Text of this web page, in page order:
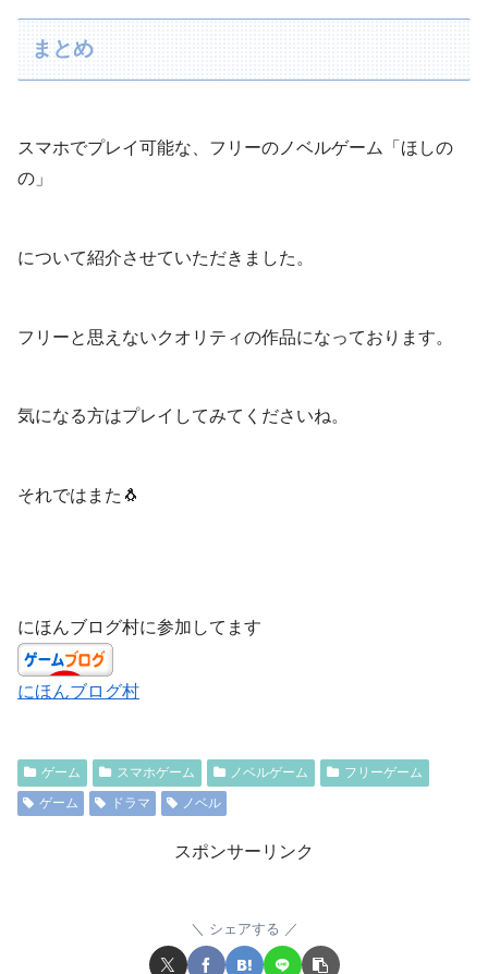
まとめ
スマホでプレイ可能な、フリーのノベルゲーム「ほしの
の」
について紹介させていただきました。
フリーと思えないクオリティの作品になっております。
気になる方はプレイしてみてくださいね。
それではまた🐧
にほんブログ村に参加してます
にほんブログ村
ゲーム スマホゲーム ノベルゲーム
フリーゲーム
ゲーム
ドラマ ノベル
スポンサーリンク
シェアする